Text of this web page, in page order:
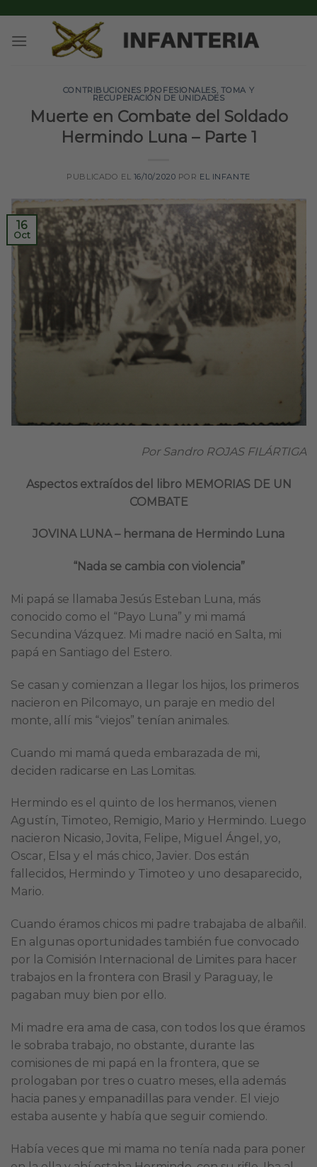
content
CONTRIBUCIONES PROFESIONALES, TOMA Y
RECUPERACIÓN DE UNIDADES
Muerte en Combate del Soldado
Hermindo Luna – Parte 1
PUBLICADO EL 16/10/2020 POR EL INFANTE
16
Oct
Por Sandro ROJAS FILÁRTIGA
Aspectos extraídos del libro MEMORIAS DE UN
COMBATE
JOVINA LUNA – hermana de Hermindo Luna
“Nada se cambia con violencia”
Mi papá se llamaba Jesús Esteban Luna, más
conocido como el “Payo Luna” y mi mamá
Secundina Vázquez. Mi madre nació en Salta, mi
papá en Santiago del Estero.
Se casan y comienzan a llegar los hijos, los primeros
nacieron en Pilcomayo, un paraje en medio del
monte, allí mis “viejos” tenían animales.
Cuando mi mamá queda embarazada de mi,
deciden radicarse en Las Lomitas.
Hermindo es el quinto de los hermanos, vienen
Agustín, Timoteo, Remigio, Mario y Hermindo. Luego
nacieron Nicasio, Jovita, Felipe, Miguel Ángel, yo,
Oscar, Elsa y el más chico, Javier. Dos están
fallecidos, Hermindo y Timoteo y uno desaparecido,
Mario.
Cuando éramos chicos mi padre trabajaba de albañil.
En algunas oportunidades también fue convocado
por la Comisión Internacional de Limites para hacer
trabajos en la frontera con Brasil y Paraguay, le
pagaban muy bien por ello.
Mi madre era ama de casa, con todos los que éramos
le sobraba trabajo, no obstante, durante las
comisiones de mi papá en la frontera, que se
prologaban por tres o cuatro meses, ella además
hacia panes y empanadillas para vender. El viejo
estaba ausente y había que seguir comiendo.
Había veces que mi mama no tenía nada para poner